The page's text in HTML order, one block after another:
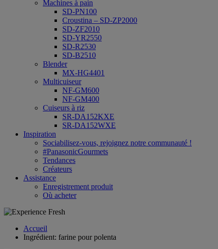
Machines à pain
SD-PN100
Croustina – SD-ZP2000
SD-ZF2010
SD-YR2550
SD-R2530
SD-B2510
Blender
MX-HG4401
Multicuiseur
NF-GM600
NF-GM400
Cuiseurs à riz
SR-DA152KXE
SR-DA152WXE
Inspiration
Sociabilisez-vous, rejoignez notre communauté !
#PanasonicGourmets
Tendances
Créateurs
Assistance
Enregistrement produit
Où acheter
Accueil
Ingrédient: farine pour polenta